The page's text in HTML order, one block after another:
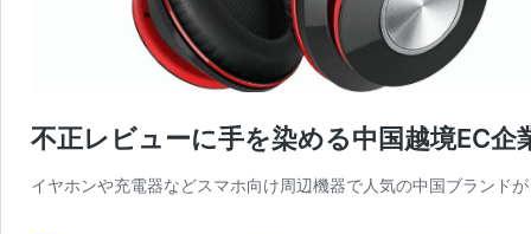
不正レビューに手を染める中国越境EC
イヤホンや充電器などスマホ向け周辺機器で人気の中国ブランド